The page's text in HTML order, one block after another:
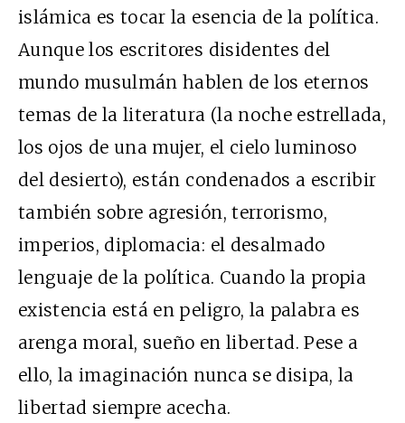
islámica es tocar la esencia de la política.
Aunque los escritores disidentes del
mundo musulmán hablen de los eternos
temas de la literatura (la noche estrellada,
los ojos de una mujer, el cielo luminoso
del desierto), están condenados a escribir
también sobre agresión, terrorismo,
imperios, diplomacia: el desalmado
lenguaje de la política. Cuando la propia
existencia está en peligro, la palabra es
arenga moral, sueño en libertad. Pese a
ello, la imaginación nunca se disipa, la
libertad siempre acecha.